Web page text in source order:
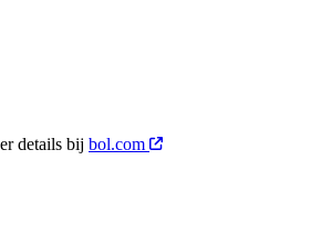
details bij bol.com